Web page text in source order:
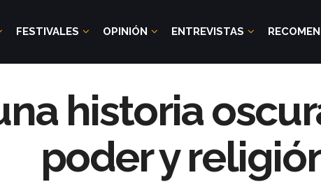
FESTIVALES OPINIÓN ENTREVISTAS
historia
poder y